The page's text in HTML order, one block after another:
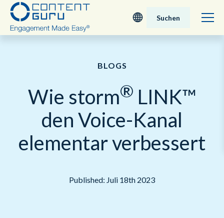
Nederlands
English - USA
Suchen
BLOGS
Wie storm® LINK™
den Voice-Kanal
elementar verbessert
Published: Juli 18th 2023